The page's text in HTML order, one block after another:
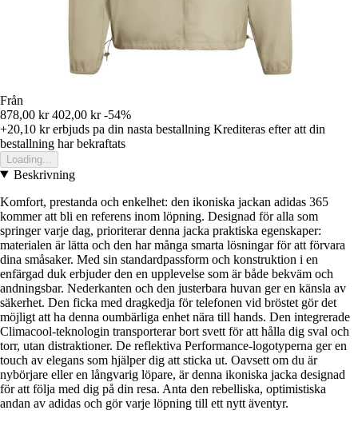
Från
878,00 kr 402,00 kr -54%
+20,10 krerbjuds pa din nasta bestallning Krediteras efter att din
bestallning har bekraftats
Loading...
Beskrivning
Komfort, prestanda och enkelhet: den ikoniska jackan adidas 365
kommer att bli en referens inom löpning. Designad för alla som
springer varje dag, prioriterar denna jacka praktiska egenskaper:
materialen är lätta och den har många smarta lösningar för att förvara
dina småsaker. Med sin standardpassform och konstruktion i en
enfärgad duk erbjuder den en upplevelse som är både bekväm och
andningsbar. Nederkanten och den justerbara huvan ger en känsla av
säkerhet. Den ficka med dragkedja för telefonen vid bröstet gör det
möjligt att ha denna oumbärliga enhet nära till hands. Den integrerade
Climacool-teknologin transporterar bort svett för att hålla dig sval och
torr, utan distraktioner. De reflektiva Performance-logotyperna ger en
touch av elegans som hjälper dig att sticka ut. Oavsett om du är
nybörjare eller en långvarig löpare, är denna ikoniska jacka designad
för att följa med dig på din resa. Anta den rebelliska, optimistiska
andan av adidas och gör varje löpning till ett nytt äventyr.